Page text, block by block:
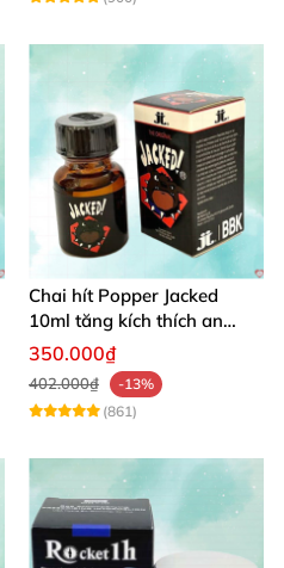
Chai hít Popper Jacked
10ml tăng kích thích an
toàn
350.000₫
402.000₫
-13%
(861)